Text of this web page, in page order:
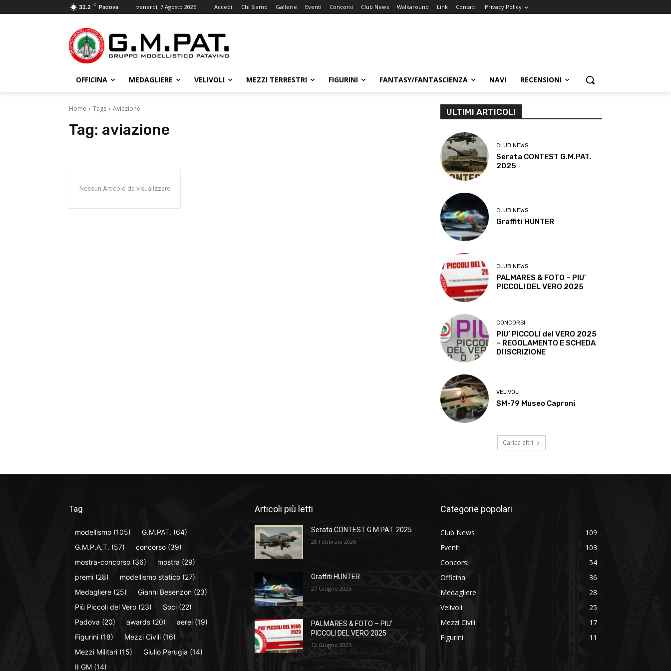
32.2 C Padova venerdì, 7 Agosto 2026 Accedi Chi Siamo Gallerie Eventi Concorsi Club News Walkaround Link Contatti Privacy Policy
OFFICINA MEDAGLIERE VELIVOLI MEZZI TERRESTRI FIGURINI FANTASY/FANTASCIENZA NAVI RECENSIONI
Home Tags Aviazione
Tag: aviazione
Nessun Articolo da visualizzare
ULTIMI ARTICOLI
CLUB NEWS
Serata CONTEST G.M.PAT.
2025
CLUB NEWS
Graffiti HUNTER
CLUB NEWS
PALMARES & FOTO – PIU’
PICCOLI DEL VERO 2025
CONCORSI
PIU’ PICCOLI del VERO 2025
– REGOLAMENTO E SCHEDA
DI ISCRIZIONE
VELIVOLI
SM-79 Museo Caproni
Carica altri
Tag
modellismo (105) G.M.PAT. (64)
G.M.P.A.T. (57) concorso (39)
mostra-concorso (36) mostra (29)
premi (28) modellismo statico (27)
Medagliere (25) Gianni Besenzon (23)
Più Piccoli del Vero (23) Soci (22)
Padova (20) awards (20) aerei (19)
Figurini (18) Mezzi Civili (16)
Mezzi Militari (15) Giulio Perugia (14)
II GM (14)
Articoli più letti
Serata CONTEST G.M.PAT. 2025
28 Febbraio 2026
Graffiti HUNTER
27 Giugno 2025
PALMARES & FOTO – PIU’
PICCOLI DEL VERO 2025
12 Giugno 2025
Categorie popolari
Club News
109
Eventi
103
Concorsi
54
Officina
36
Medagliere
28
Velivoli
25
Mezzi Civili
17
Figurini
11